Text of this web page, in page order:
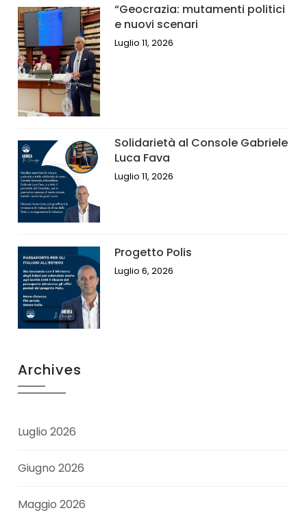
“Geocrazia: mutamenti politici
e nuovi scenari
Luglio 11, 2026
Solidarietà al Console Gabriele
Luca Fava
Luglio 11, 2026
Progetto Polis
Luglio 6, 2026
Archives
Luglio 2026
Giugno 2026
Maggio 2026